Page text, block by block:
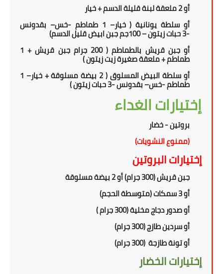
أو 2 ملعقة لبنة قليلة الدسم + خيار
أو سلطة يونانية (خيار– 1 طماطم -خس– بقدونس
-
3حبات زيتون –100جم جبن ابيض قليل الدسم)
أو جبن قريش بالطماطم ( 200 جرام جبن قريش + 1
طماطم + ملعقة صغيرة زيت زيتون )
أو سلطة البيض المسلوق ( 2 بيضة مسلوقة + خيار
–
1
طماطم-خس– بقدونس -3حبات زيتون)
إختيارات الغداء
بروتين - خضار
(ممنوع النشويات)
إختيارات البروتين
جبن قريش (300 جرام) أو 2 بيضة مسلوقة
أو 3 سمكات (متوسطة الحجم)
أوصدور دجاج مخلية (300 جرام )
أو سردين طازج (300 جرام)
أو تونة طازجة (300 جرام)
إختيارات الخضار